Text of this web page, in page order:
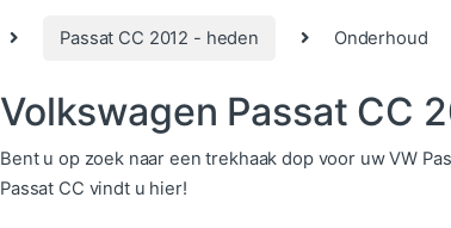
Passat CC 2012 - heden Onderhoud
Volkswagen Passat CC
Bent u op zoek naar een trekhaak dop voor uw VW
Passat CC vindt u hier!